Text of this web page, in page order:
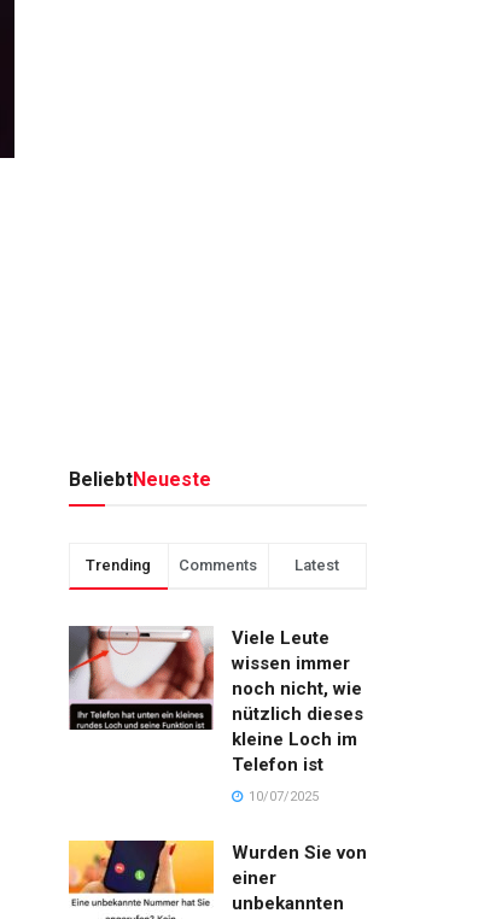
BeliebtNeueste
Trending Comments Latest
Viele Leute
wissen immer
noch nicht, wie
nützlich dieses
kleine Loch im
Telefon ist
10/07/2025
Wurden Sie von
einer
unbekannten